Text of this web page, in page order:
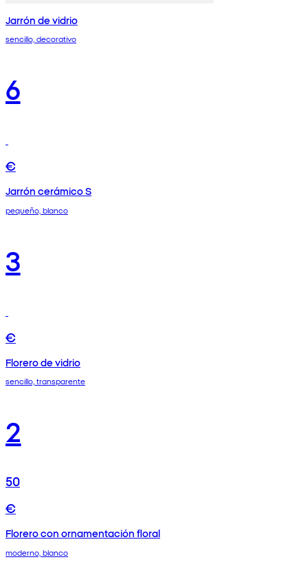
Jarrón de vidrio
sencillo, decorativo
6
€
Jarrón cerámico S
pequeño, blanco
3
€
Florero de vidrio
sencillo, transparente
2
50
€
Florero con ornamentación floral
moderno, blanco